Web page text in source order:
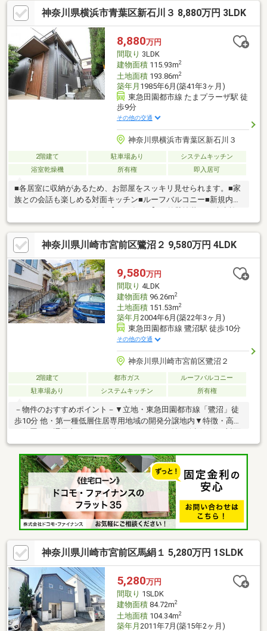
を完備。ご家族の荷物もスッキリ収まります。■ 充実の周辺環境
スーパーやドラッグストア、公園が徒歩10分圏内に揃う、日々の
暮らしに便利な立地です。食品館あおば：徒歩約3分（約180m）
クリエイトSD：徒歩約3分（約180m）有馬ふるさと公園：徒歩約
4分（約250m）
神奈川県横浜市青葉区新石川３ 8,880万円 3LDK
8,880万円
間取り 3LDK
建物面積115.93m2
土地面積193.86m2
築年月 1985年6月(築41年3ヶ月)
東急田園都市線 たまプラーザ駅 徒
歩9分
その他の交通
神奈川県横浜市青葉区新石川３
2階建て 駐車場あり
システムキッチン
浴室乾燥機
所有権 即入居可
■各居室に収納があるため、お部屋をスッキリ見せられます。■家
族との会話も楽しめる対面キッチン■ルーフバルコニー■新規内装
工（屋上、ルーフバルコニー）・玄関タイル貼替 ・玄関ドア交
換・フローリング張替（LDK、廊下、洋室）・トイレ、洗面所フ
ロアタイル貼替・建具新規交換 ・システムキッチン新規交
換 ・ユニットバス新規交換・トイレ新規交換 ・化粧洗面台新
規交換・全室クロス張替 ・ハウスクリーニング・分電盤交
換 ・メイン給湯器交換
神奈川県川崎市宮前区鷺沼２ 9,580万円 4LDK
9,580万円
間取り 4LDK
建物面積96.26m2
土地面積151.53m2
築年月 2004年6月(築22年3ヶ月)
東急田園都市線 鷺沼駅 徒歩10分
その他の交通
神奈川県川崎市宮前区鷺沼２
2階建て 都市ガス
ルーフバルコニー
駐車場あり
システムキッチン 所有権
－物件のおすすめポイント－▼立地・東急田園都市線「鷺沼」徒
歩10分 他・第一種低層住居専用地域の開発分譲地内▼特徴・高台
式キッチン、勝手口・床下収納有・約6.0帖の和室は多目的に利用
可能・全居室に収納有・1階廊下は一部吹抜け仕様・南西側にバル
コニー・テラス有・駐車スペース有(車種による)▼周辺環境・川
崎市立鷺沼小学校 徒歩5分(約390m)・食品館あおば鷺沼店 徒歩6
分(約420m)■ ご希望の住まい探しをお手伝いします
━━━━━・・・物件の詳細・ご相談はお気軽にお問い合わせく
ださい。
神奈川県川崎市宮前区馬絹１ 5,280万円 1SLDK
5,280万円
間取り 1SLDK
建物面積84.72m2
土地面積104.34m2
築年月 2011年7月(築15年2ヶ月)